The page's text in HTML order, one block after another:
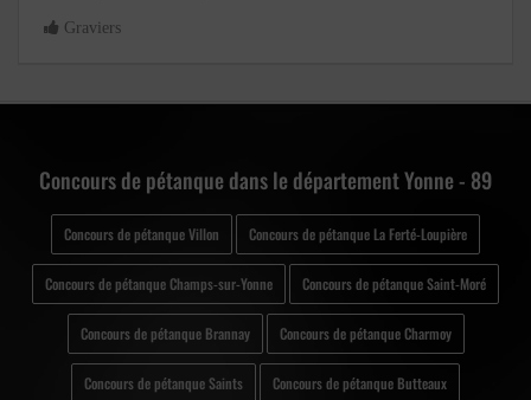
Graviers
Concours de pétanque dans le département Yonne - 89
Concours de pétanque Villon Concours de pétanque La Ferté-Loupière
Concours de pétanque Champs-sur-Yonne Concours de pétanque Saint-Moré
Concours de pétanque Brannay Concours de pétanque Charmoy
Concours de pétanque Saints Concours de pétanque Butteaux